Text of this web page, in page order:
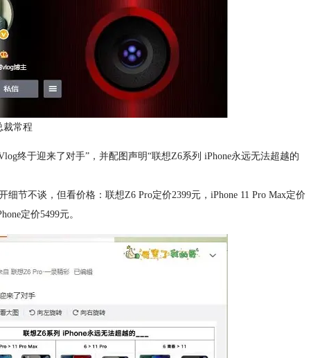
裁常程
终于迎来了对手”，并配图声明“联想Z6系列 iPhone永远无法超越的
节不谈，但看价格：联想Z6 Pro定价2399元，iPhone 11 Pro Max定价
定价5499元。